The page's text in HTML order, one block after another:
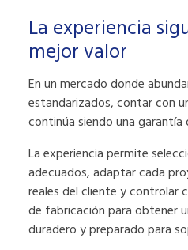
La experiencia
mejor valor
En un mercado donde
estandarizados, contar con
continúa siendo una garantía
La experiencia permite
adecuados, adaptar cada
reales del cliente y controlar
de fabricación para obtener
duradero y preparado para